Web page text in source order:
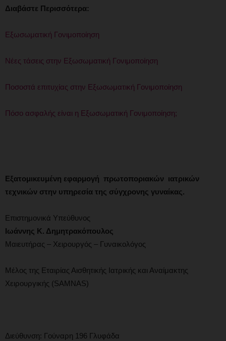
Διαβάστε Περισσότερα:
Εξωσωματική Γονιμοποίηση
Νέες τάσεις στην Εξωσωματική Γονιμοποίηση
Ποσοστά επιτυχίας στην Εξωσωματική Γονιμοποίηση
Πόσο ασφαλής είναι η Εξωσωματική Γονιμοποίηση;
Εξατομικευμένη εφαρμογή πρωτοποριακών ιατρικών
τεχνικών στην υπηρεσία της σύγχρονης γυναίκας.
Επιστημονικά Υπεύθυνος
Ιωάννης Κ. Δημητρακόπουλος
Μαιευτήρας – Χειρουργός – Γυναικολόγος
Μέλος της Εταιρίας Αισθητικής Ιατρικής και Αναίμακτης
Χειρουργικής (SAMNAS)
Διεύθυνση: Γούναρη 196 Γλυφάδα